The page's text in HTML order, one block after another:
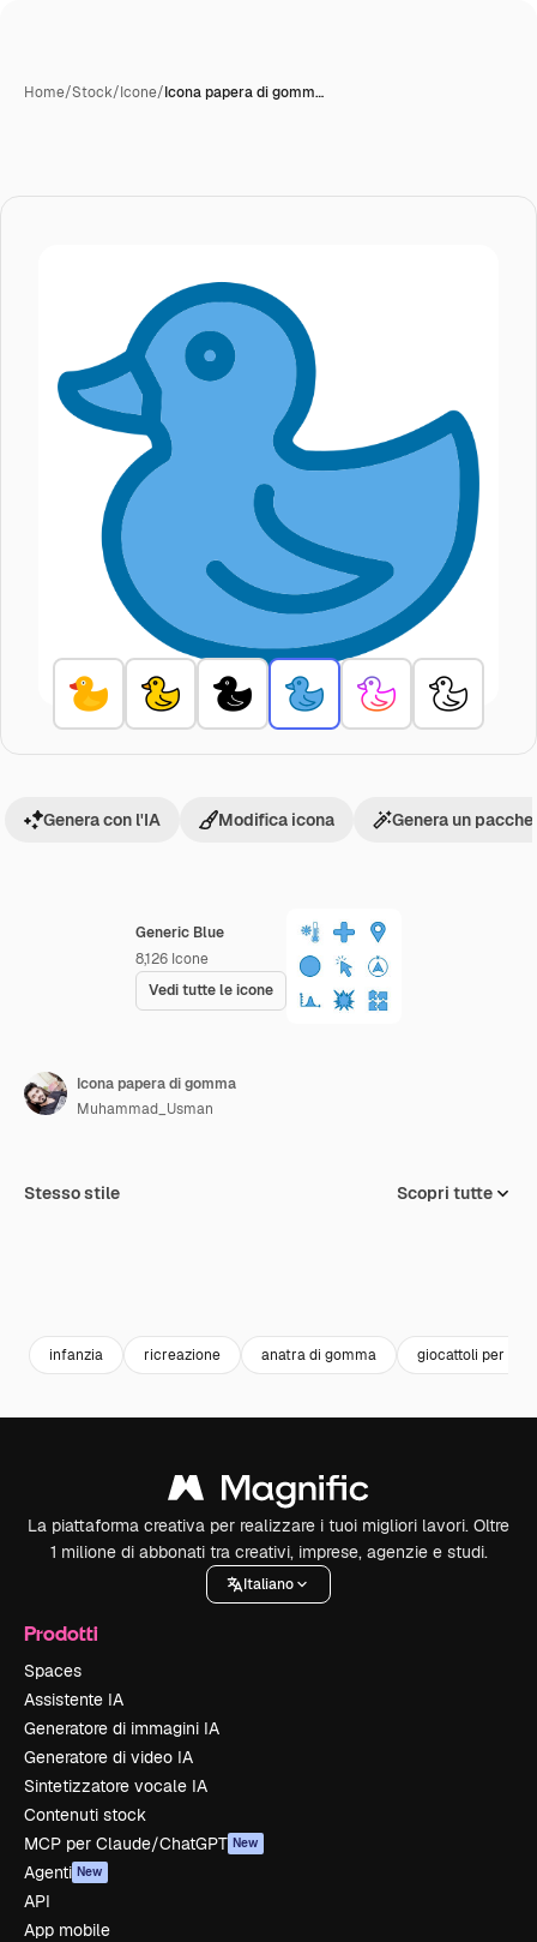
Home/Stock/Icone/Icona papera di gomm…
Generic Blue
8,126 Icone
Vedi tutte le icone
Genera con l'IA Modifica icona Genera un
Icona papera di gomma
Muhammad_Usman
Stesso stile Scopri tutte
infanzia ricreazione anatra di gomma giocattoli per
La piattaforma creativa per realizzare i tuoi migliori lavori. Oltre
1 milione di abbonati tra creativi, imprese, agenzie e studi.
Italiano
Prodotti
Spaces
Assistente IA
Generatore di immagini IA
Generatore di video IA
Sintetizzatore vocale IA
Contenuti stock
MCP per Claude/ChatGPT New
Agenti New
API
App mobile